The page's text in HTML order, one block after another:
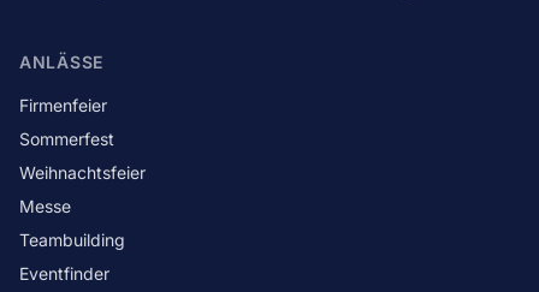
ANLÄSSE
Firmenfeier
Sommerfest
Weihnachtsfeier
Messe
Teambuilding
Eventfinder